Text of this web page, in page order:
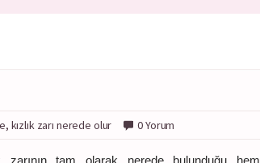
kızlık zarı nerede olur 0 Yorum
zarının tam olarak nerede bulunduğu hem